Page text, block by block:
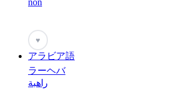
non
♥
アラビア語
ラーヘバ
راهبة